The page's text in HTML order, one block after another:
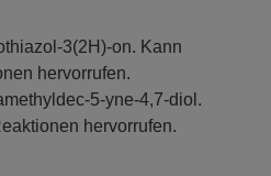
3(2H)-on. Kann
hervorrufen.
5-yne-4,7-diol.
hervorrufen.